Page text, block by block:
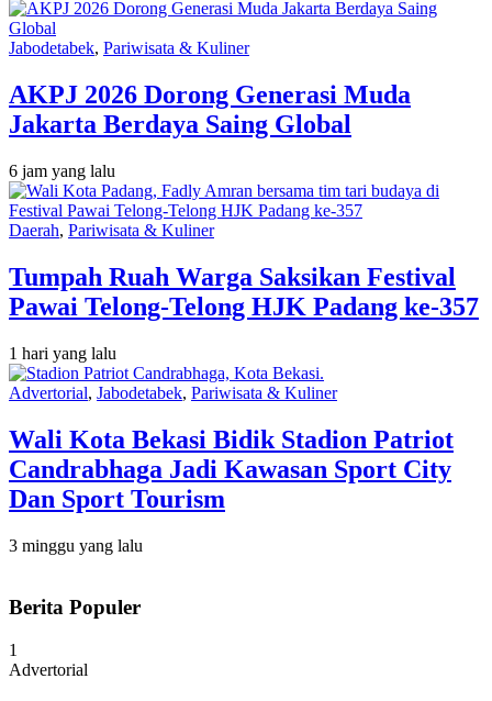
Jabodetabek, Pariwisata & Kuliner
AKPJ 2026 Dorong Generasi Muda
Jakarta Berdaya Saing Global
6 jam yang lalu
Daerah, Pariwisata & Kuliner
Tumpah Ruah Warga Saksikan Festival
Pawai Telong-Telong HJK Padang ke-357
1 hari yang lalu
Advertorial, Jabodetabek, Pariwisata & Kuliner
Wali Kota Bekasi Bidik Stadion Patriot
Candrabhaga Jadi Kawasan Sport City
Dan Sport Tourism
3 minggu yang lalu
Berita Populer
1
Advertorial